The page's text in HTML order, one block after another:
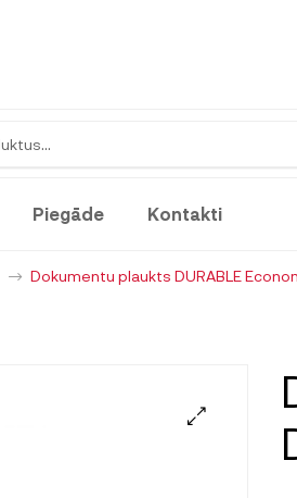
Piegāde Kontakti
Dokumentu plaukts DURABLE